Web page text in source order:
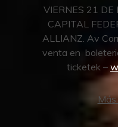
VIERNES 21 DE
CAPITAL
ALLIANZ. Av
venta en
ticketek –